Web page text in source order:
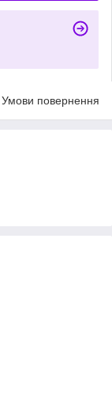
Умови повернення